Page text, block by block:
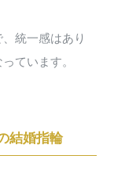
統一感はあり
ています。
結婚指輪